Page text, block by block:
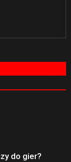
do gier?